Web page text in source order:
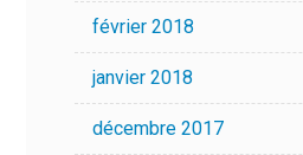
février 2018
janvier 2018
décembre 2017